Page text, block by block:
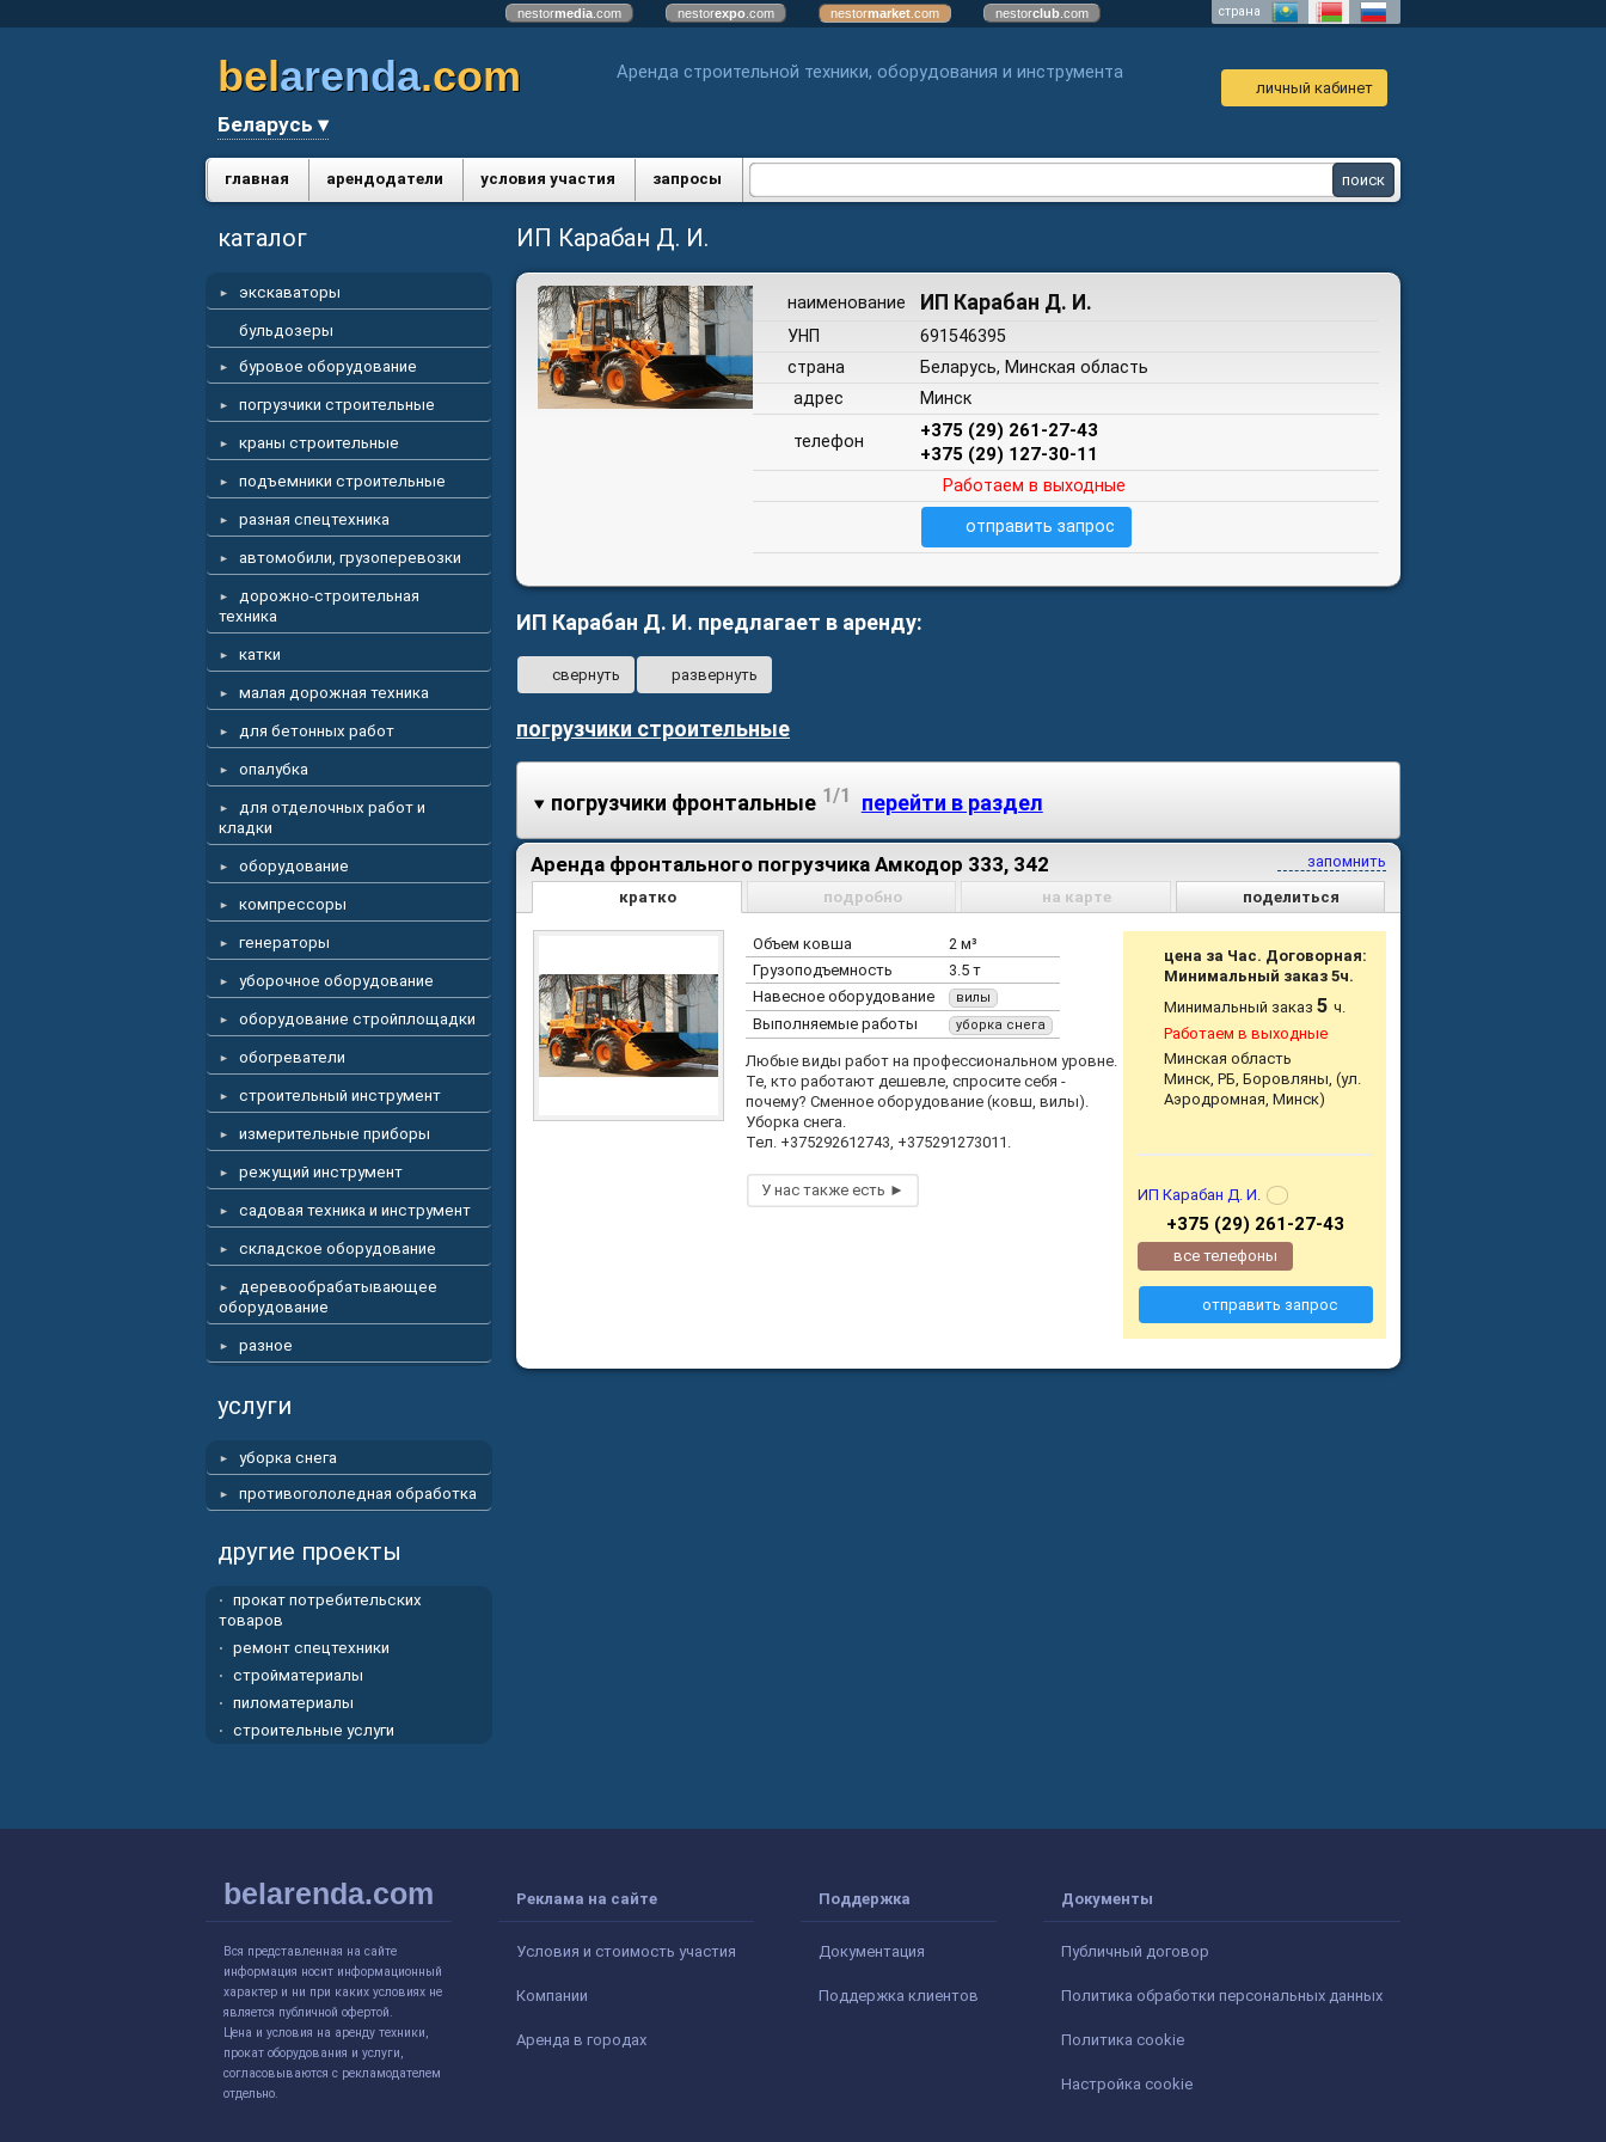
nestormedia .com nestorexpo .com nestormarket .com nestorclub .com страна
belarenda.com
Беларусь ▾
Аренда строительной техники, оборудования и инструмента
личный кабинет
главная арендодатели условия участия запросы
каталог
экскаваторы
бульдозеры
буровое оборудование
погрузчики строительные
краны строительные
подъемники строительные
разная спецтехника
автомобили, грузоперевозки
дорожно-строительная
техника
катки
малая дорожная техника
для бетонных работ
опалубка
для отделочных работ и
кладки
оборудование
компрессоры
генераторы
уборочное оборудование
оборудование стройплощадки
обогреватели
строительный инструмент
измерительные приборы
режущий инструмент
садовая техника и инструмент
складское оборудование
деревообрабатывающее
оборудование
разное
услуги
уборка снега
противогололедная обработка
другие проекты
прокат потребительских
товаров
ремонт спецтехники
стройматериалы
пиломатериалы
строительные услуги
ИП Карабан Д. И.
наименование ИП Карабан Д. И.
УНП
691546395
страна
Беларусь, Минская область
адрес
Минск
телефон
+375 (29) 261-27-43
+375 (29) 127-30-11
Работаем в выходные
отправить запрос
ИП Карабан Д. И. предлагает в аренду:
свернуть развернуть
погрузчики строительные
погрузчики фронтальные 1/1 перейти в раздел
запомнить
Аренда фронтального погрузчика Амкодор 333, 342
кратко подробно на карте поделиться
Объем ковша
2 м³
Грузоподъемность
3.5 т
Навесное оборудование
вилы
Выполняемые работы уборка снега
Любые виды работ на профессиональном уровне.
Те, кто работают дешевле, спросите себя -
почему? Сменное оборудование (ковш, вилы).
Уборка снега.
Тел. +375292612743, +375291273011.
цена за Час. Договорная:
Минимальный заказ 5ч.
Минимальный заказ5ч.
Работаем в выходные
Минская область
Минск, РБ, Боровляны, (ул.
Аэродромная, Минск)
ИП Карабан Д. И.
+375 (29) 261-27-43
все телефоны
отправить запрос
belarenda.com
Вся представленная на сайте
информация носит информационный
характер и ни при каких условиях не
является публичной офертой.
Цена и условия на аренду техники,
прокат оборудования и услуги,
согласовываются с рекламодателем
отдельно.
Реклама на сайте
Условия и стоимость участия
Компании
Аренда в городах
Поддержка
Документация
Поддержка клиентов
Документы
Публичный договор
Политика обработки персональных данных
Политика cookie
Настройка cookie